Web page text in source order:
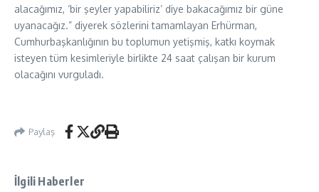
alacağımız, ‘bir şeyler yapabiliriz’ diye bakacağımız bir güne
uyanacağız.” diyerek sözlerini tamamlayan Erhürman,
Cumhurbaşkanlığının bu toplumun yetişmiş, katkı koymak
isteyen tüm kesimleriyle birlikte 24 saat çalışan bir kurum
olacağını vurguladı.
Paylaş
İlgili Haberler